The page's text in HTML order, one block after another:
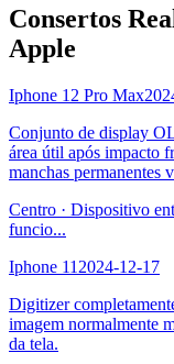
Consertos
Apple
Iphone 12 Pro Max
Conjunto de display
área útil após impacto
manchas permanentes
Centro · Dispositivo
funcio...
Iphone 11 2024-12-17
Digitizer
imagem normalmente
da tela.